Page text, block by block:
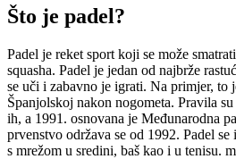
Što je padel?
Padel je reket sport koji se može
squasha. Padel je jedan od najbrže
se uči i zabavno je igrati. Na primjer, to
Španjolskoj nakon nogometa. Pravila
ih, a 1991. osnovana je Međunarodna
prvenstvo održava se od 1992. Padel se
s mrežom u sredini, baš kao i u tenisu.